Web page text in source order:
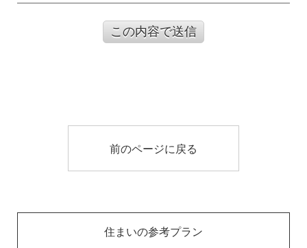
この内容で送信
前のページに戻る
住まいの参考プラン